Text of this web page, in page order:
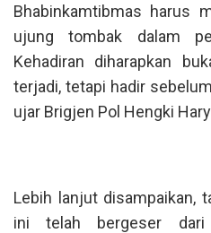
Bhabinkamtibmas harus
ujung tombak dalam
Kehadiran diharapkan
terjadi, tetapi hadir
ujar Brigjen Pol Hengki
Lebih lanjut disampaikan,
ini telah bergeser dari